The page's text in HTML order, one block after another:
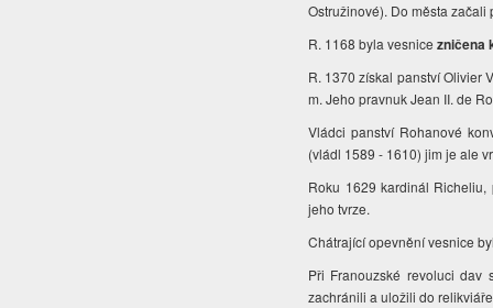
Ostružinové). Do města
R. 1168 byla vesnicezničena
R. 1370 získal panství Olivier
m. Jeho pravnuk Jean II. de
Vládci panství Rohanové
(vládl 1589 - 1610) jim je ale
Roku 1629 kardinál
jeho tvrze.
Chátrající opevnění vesnice
Při Franouzské revoluci
zachránili a uložili do